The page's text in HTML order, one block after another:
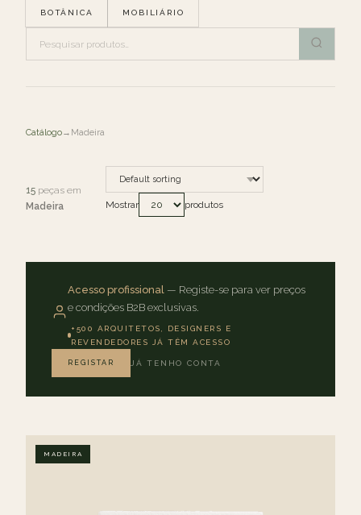
BOTÂNICA MOBILIÁRIO
Catálogo→ Madeira
15 peças em
Madeira
Mostrar produtos
Acesso profissional — Registe-se para ver preços
e condições B2B exclusivas.
+500 ARQUITETOS, DESIGNERS E
REVENDEDORES JÁ TÊM ACESSO
REGISTAR JÁ TENHO CONTA
MADEIRA